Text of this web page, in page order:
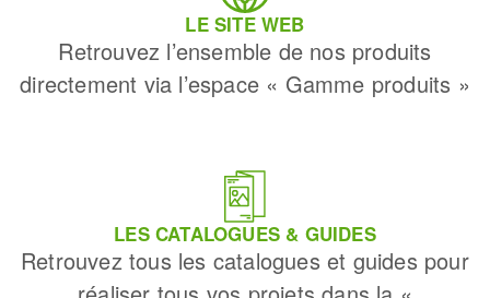
LE SITE WEB
Retrouvez l’ensemble de nos produits
directement via l’espace « Gamme produits »
LES CATALOGUES & GUIDES
Retrouvez tous les catalogues et guides pour